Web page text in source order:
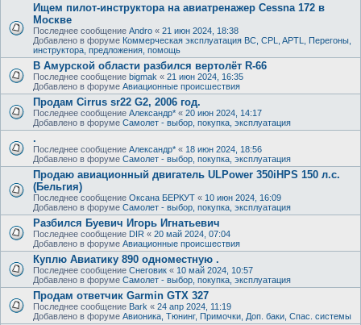
Ищем пилот-инструктора на авиатренажер Cessna 172 в
Москве
Последнее сообщение Andro « 21 июн 2024, 18:38
Добавлено в форуме Коммерческая эксплуатация ВС, CPL, APTL, Перегоны,
инструктора, предложения, помощь
В Амурской области разбился вертолёт R-66
Последнее сообщение bigmak « 21 июн 2024, 16:35
Добавлено в форуме Авиационные происшествия
Продам Cirrus sr22 G2, 2006 год.
Последнее сообщение Александр* « 20 июн 2024, 14:17
Добавлено в форуме Самолет - выбор, покупка, эксплуатация
.
Последнее сообщение Александр* « 18 июн 2024, 18:56
Добавлено в форуме Самолет - выбор, покупка, эксплуатация
Продаю авиационный двигатель ULPower 350iHPS 150 л.с.
(Бельгия)
Последнее сообщение Оксана БЕРКУТ « 10 июн 2024, 16:09
Добавлено в форуме Самолет - выбор, покупка, эксплуатация
Разбился Буевич Игорь Игнатьевич
Последнее сообщение DIR « 20 май 2024, 07:04
Добавлено в форуме Авиационные происшествия
Куплю Авиатику 890 одноместную .
Последнее сообщение Снеговик « 10 май 2024, 10:57
Добавлено в форуме Самолет - выбор, покупка, эксплуатация
Продам ответчик Garmin GTX 327
Последнее сообщение Bark « 24 апр 2024, 11:19
Добавлено в форуме Авионика, Тюнинг, Примочки, Доп. баки, Спас. системы